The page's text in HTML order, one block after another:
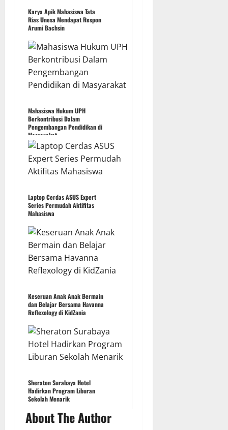
Karya Apik Mahasiswa Tata
Rias Unesa Mendapat Respon
Arumi Bachsin
Mahasiswa Hukum UPH
Berkontribusi Dalam
Pengembangan Pendidikan di
Masyarakat
Laptop Cerdas ASUS Expert
Series Permudah Aktifitas
Mahasiswa
Keseruan Anak Anak Bermain
dan Belajar Bersama Havanna
Reflexology di KidZania
Sheraton Surabaya Hotel
Hadirkan Program Liburan
Sekolah Menarik
About The Author